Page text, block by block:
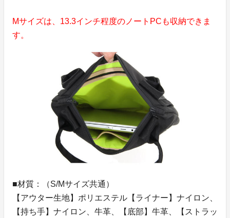
Mサイズは、13.3インチ程度のノートPCも収納できま
す。
■材質：（S/Mサイズ共通）
【アウター生地】ポリエステル【ライナー】ナイロン、
【持ち手】ナイロン、牛革、【底部】牛革、【ストラッ